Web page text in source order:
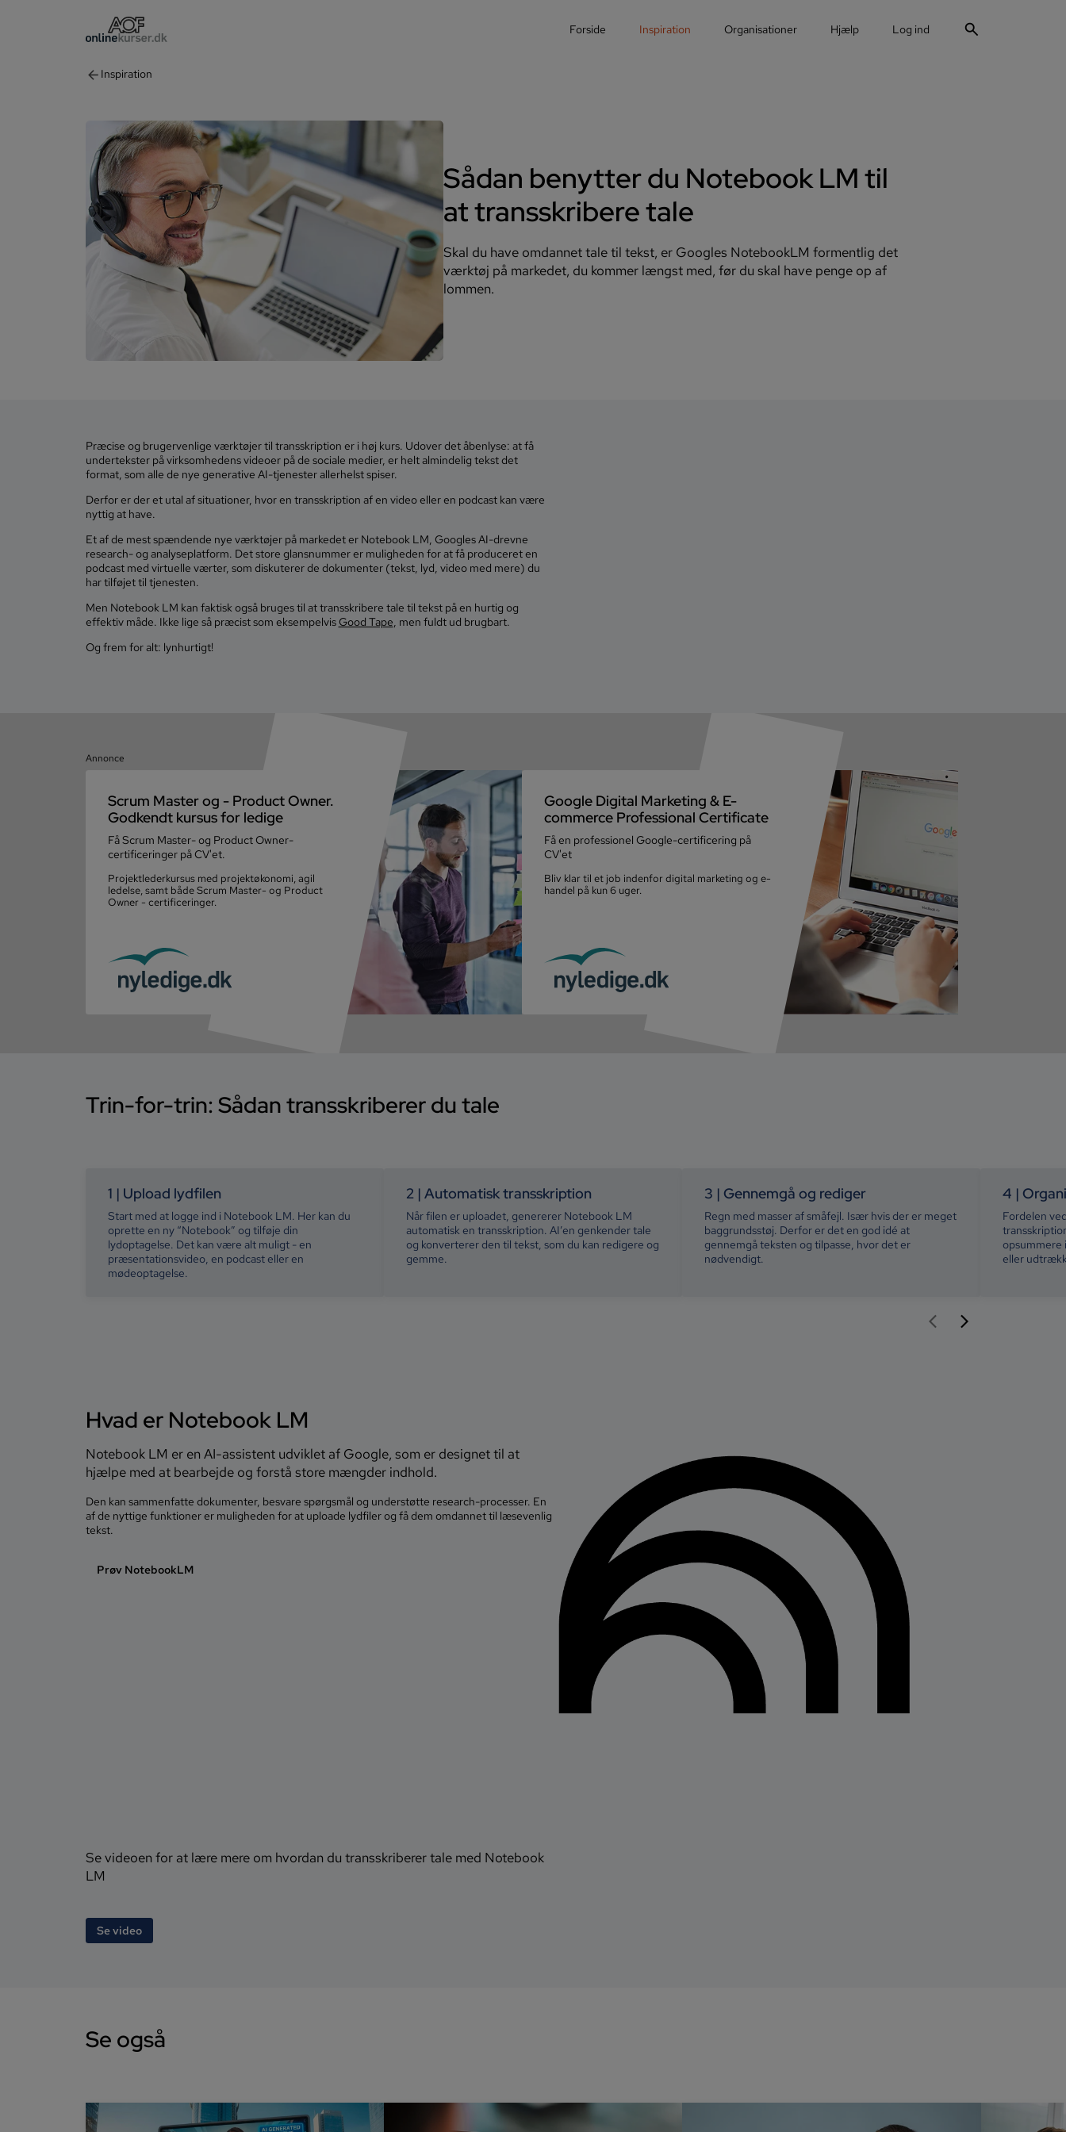
Forside Inspiration Organisationer Hjælp Log ind search
arrow_back Inspiration
Sådan benytter du Notebook LM til
at transskribere tale
Skal du have omdannet tale til tekst, er Googles NotebookLM formentlig det
værktøj på markedet, du kommer længst med, før du skal have penge op af
lommen.
Præcise og brugervenlige værktøjer til transskription er i høj kurs. Udover det åbenlyse: at få
undertekster på virksomhedens videoer på de sociale medier, er helt almindelig tekst det
format, som alle de nye generative AI-tjenester allerhelst spiser.
Derfor er der et utal af situationer, hvor en transskription af en video eller en podcast kan være
nyttig at have.
Et af de mest spændende nye værktøjer på markedet er Notebook LM, Googles AI-drevne
research- og analyseplatform. Det store glansnummer er muligheden for at få produceret en
podcast med virtuelle værter, som diskuterer de dokumenter (tekst, lyd, video med mere) du
har tilføjet til tjenesten.
Men Notebook LM kan faktisk også bruges til at transskribere tale til tekst på en hurtig og
effektiv måde. Ikke lige så præcist som eksempelvis Good Tape, men fuldt ud brugbart.
Og frem for alt: lynhurtigt!
Annonce
Scrum Master og - Product Owner.
Godkendt kursus for ledige
Få Scrum Master- og Product Owner-
certificeringer på CV'et.
Projektlederkursus med projektøkonomi, agil
ledelse, samt både Scrum Master- og Product
Owner - certificeringer.
Google Digital Marketing & E-
commerce Professional Certificate
Få en professionel Google-certificering på
CV'et
Bliv klar til et job indenfor digital marketing og e-
handel på kun 6 uger.
Trin-for-trin: Sådan transskriberer du tale
1 | Upload lydfilen
Start med at logge ind i Notebook LM. Her kan du
oprette en ny “Notebook” og tilføje din
lydoptagelse. Det kan være alt muligt - en
præsentationsvideo, en podcast eller en
mødeoptagelse.
2 | Automatisk transskription
Når filen er uploadet, genererer Notebook LM
automatisk en transskription. AI’en genkender tale
og konverterer den til tekst, som du kan redigere og
gemme.
3 | Gennemgå og rediger
Regn med masser af småfejl. Især hvis der er meget
baggrundsstøj. Derfor er det en god idé at
gennemgå teksten og tilpasse, hvor det er
nødvendigt.
4 |
Fordelen
opsummere
eller
arrow_back_ios_new arrow_forward_ios
Hvad er Notebook LM
Notebook LM er en AI-assistent udviklet af Google, som er designet til at
hjælpe med at bearbejde og forstå store mængder indhold.
Den kan sammenfatte dokumenter, besvare spørgsmål og understøtte research-processer. En
af de nyttige funktioner er muligheden for at uploade lydfiler og få dem omdannet til læsevenlig
tekst.
Prøv NotebookLM
Se videoen for at lære mere om hvordan du transskriberer tale med Notebook
LM
Se video
Se også